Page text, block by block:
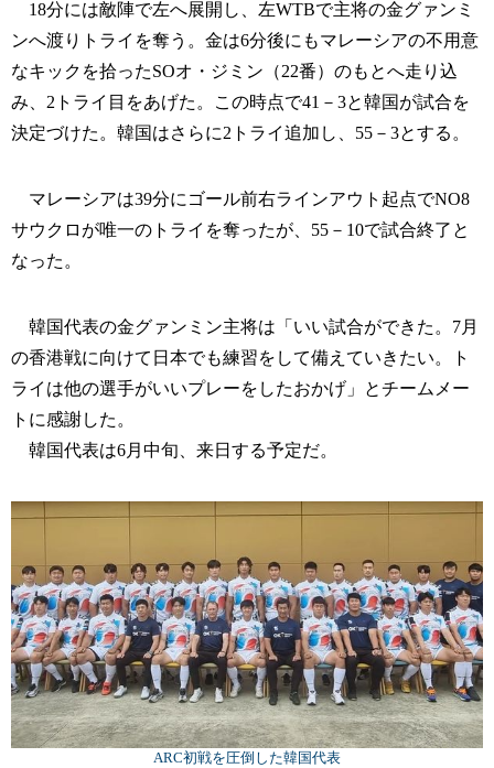
18分には敵陣で左へ展開し、左WTBで主将の金グァンミ
ンへ渡りトライを奪う。金は6分後にもマレーシアの不用意
なキックを拾ったSOオ・ジミン（22番）のもとへ走り込
み、2トライ目をあげた。この時点で41－3と韓国が試合を
決定づけた。韓国はさらに2トライ追加し、55－3とする。
マレーシアは39分にゴール前右ラインアウト起点でNO8
サウクロが唯一のトライを奪ったが、55－10で試合終了と
なった。
韓国代表の金グァンミン主将は「いい試合ができた。7月
の香港戦に向けて日本でも練習をして備えていきたい。ト
ライは他の選手がいいプレーをしたおかげ」とチームメー
トに感謝した。
韓国代表は6月中旬、来日する予定だ。
ARC初戦を圧倒した韓国代表